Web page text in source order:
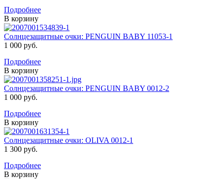
Подробнее
В корзину
Солнцезащитные очки: PENGUIN BABY 11053-1
1 000 руб.
Подробнее
В корзину
Солнцезащитные очки: PENGUIN BABY 0012-2
1 000 руб.
Подробнее
В корзину
Солнцезащитные очки: OLIVA 0012-1
1 300 руб.
Подробнее
В корзину